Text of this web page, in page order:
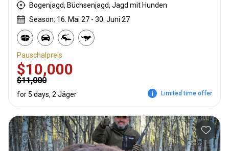
Bogenjagd, Büchsenjagd, Jagd mit Hunden
Season: 16. Mai 27 - 30. Juni 27
Pauschalpreis
$10,000
$11,000
for 5 days, 2 Jäger Limited time offer